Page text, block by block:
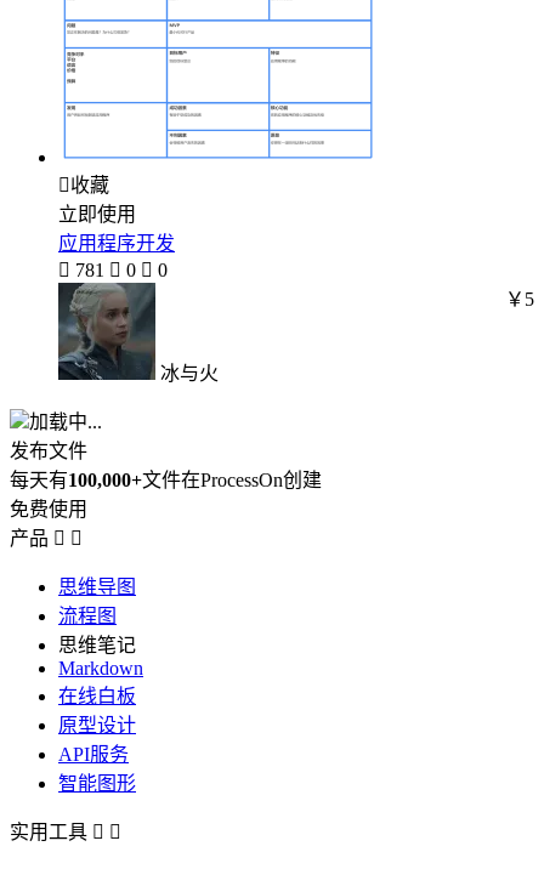
收藏
立即使用
应用程序开发
 781  0  0
冰与火
￥5
加载中...
发布文件
每天有100,000+文件在ProcessOn创建
免费使用
产品  
思维导图
流程图
思维笔记
Markdown
在线白板
原型设计
API服务
智能图形
实用工具  